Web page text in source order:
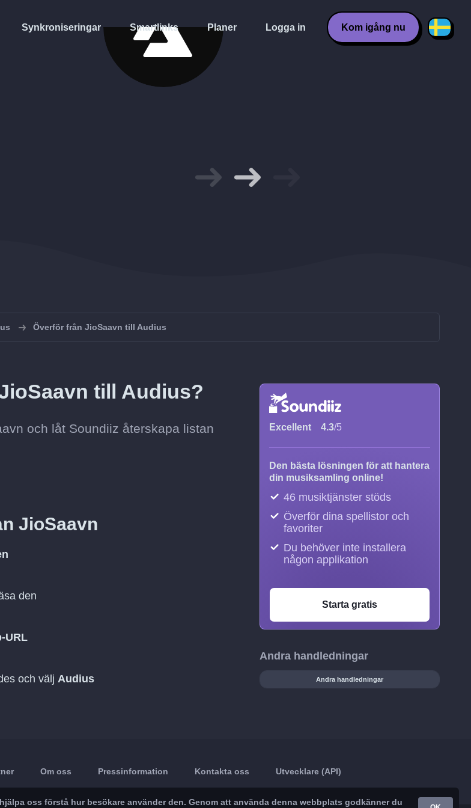
Synkroniseringar Smartlinks Planer Logga in Kom igång nu
Överför från JioSaavn till Audius
till Audius?
och låt Soundiiz återskapa listan
JioSaavn
den
URL
och välj Audius
Excellent 4.3/5
Den bästa lösningen för att hantera
din musiksamling online!
46 musiktjänster stöds
Överför dina spellistor och
favoriter
Du behöver inte installera
någon applikation
Starta gratis
Andra handledningar
Andra handledningar
Om oss Pressinformation Kontakta oss Utvecklare (API)
oss förstå hur besökare använder den. Genom att använda denna webbplats godkänner du